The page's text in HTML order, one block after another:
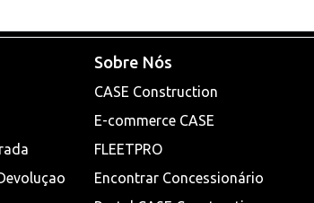
Sobre Nós
CASE Construction
E-commerce CASE
FLEETPRO
Encontrar Concessionário